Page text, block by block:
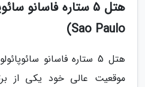
Sao Paulo)
هتل 5 ستاره فاسانو